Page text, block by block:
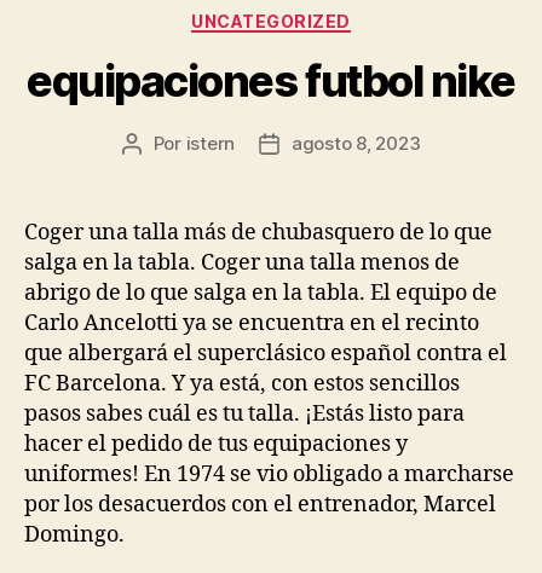
Categorías
UNCATEGORIZED
equipaciones futbol nike
Autor
entrada
Por istern
Fecha
entrada
agosto 8, 2023
Coger una talla más de chubasquero de lo que
salga en la tabla. Coger una talla menos de
abrigo de lo que salga en la tabla. El equipo de
Carlo Ancelotti ya se encuentra en el recinto
que albergará el superclásico español contra el
FC Barcelona. Y ya está, con estos sencillos
pasos sabes cuál es tu talla. ¡Estás listo para
hacer el pedido de tus equipaciones y
uniformes! En 1974 se vio obligado a marcharse
por los desacuerdos con el entrenador, Marcel
Domingo.